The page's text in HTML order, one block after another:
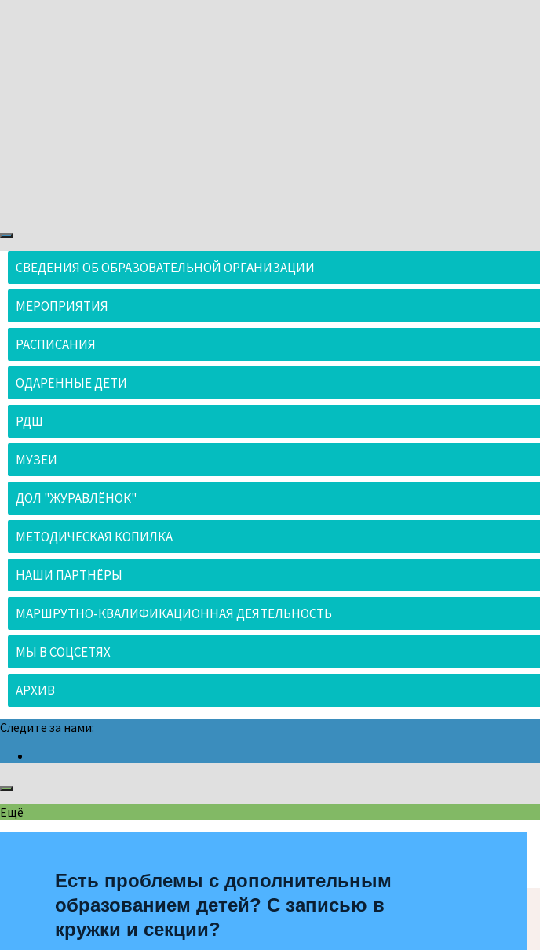
СВЕДЕНИЯ ОБ ОБРАЗОВАТЕЛЬНОЙ ОРГАНИЗАЦИИ
МЕРОПРИЯТИЯ
РАСПИСАНИЯ
ОДАРЁННЫЕ ДЕТИ
РДШ
МУЗЕИ
ДОЛ "ЖУРАВЛЁНОК"
МЕТОДИЧЕСКАЯ КОПИЛКА
НАШИ ПАРТНЁРЫ
МАРШРУТНО-КВАЛИФИКАЦИОННАЯ ДЕЯТЕЛЬНОСТЬ
МЫ В СОЦСЕТЯХ
АРХИВ
Следите за нами:
Ещё
Есть проблемы с дополнительным
образованием детей? С записью в
кружки и секции?